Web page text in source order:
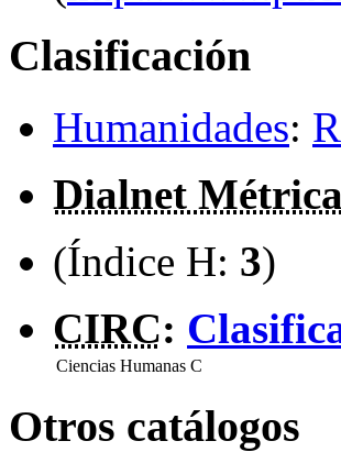
Clasificación
Humanidades:
Dialnet
(Índice H: 3)
CIRC:
Ciencias Humanas C
Otros catálogos